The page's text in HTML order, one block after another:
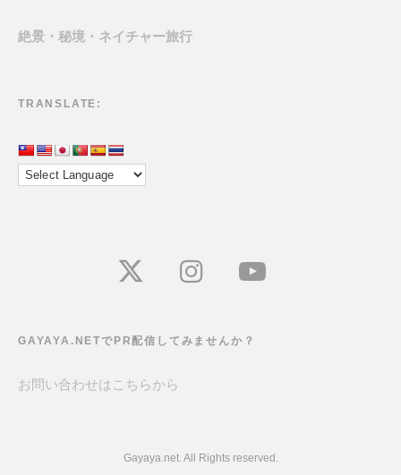
絶景・秘境・ネイチャー旅行
TRANSLATE:
GAYAYA.NETでPR配信してみませんか？
お問い合わせは こちらから
Gayaya.net. All Rights reserved.